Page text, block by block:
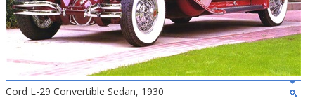
Cord L-29 Convertible Sedan, 1930